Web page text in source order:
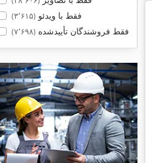
فقط با ویدئو(۳٬۶۱۵)
فقط فروشندگان تأییدشده(۷٬۶۹۸)